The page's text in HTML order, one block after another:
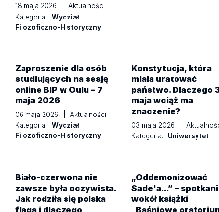
18 maja 2026
Aktualności
Kategoria:
Wydział
Filozoficzno-Historyczny
Zaproszenie dla osób
studiujących na sesję
online BIP w Oulu – 7
maja 2026
06 maja 2026
Aktualności
Kategoria:
Wydział
Filozoficzno-Historyczny
Konstytucja, która
miała uratować
państwo. Dlaczego
maja wciąż ma
znaczenie?
03 maja 2026
Kategoria:
Uniwersytet
Biało-czerwona nie
zawsze była oczywista.
Jak rodziła się polska
flaga i dlaczego
„Oddemonizować
Sade'a...” –
wokół książki
„Baśniowe